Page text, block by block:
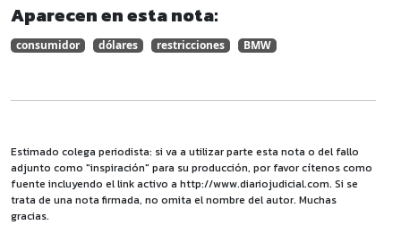
Aparecen en esta nota:
consumidor dólares restricciones BMW
Estimado colega periodista: si va a utilizar parte esta nota o del fallo
adjunto como "inspiración" para su producción, por favor cítenos como
fuente incluyendo el link activo a http://www.diariojudicial.com. Si se
trata de una nota firmada, no omita el nombre del autor. Muchas
gracias.